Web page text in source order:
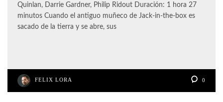
Quinlan, Darrie Gardner, Philip Ridout Duración: 1 hora 27
minutos Cuando el antiguo muñeco de Jack-in-the-box es
sacado de la tierra y se abre, sus
FELIX LORA 0